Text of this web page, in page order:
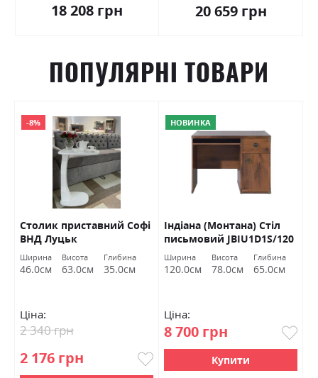
18 208 грн 20 659 грн
ПОПУЛЯРНІ ТОВАРИ
-8%
Столик приставний Софі
ВНД Луцьк
Ширина
46.0см
Висота
63.0см
Глибина
35.0см
Ціна:
2 176 грн
2 340 грн
НОВИНКА
Індіана (Монтана) Стіл
письмовий JBIU1D1S/120
дуб шутер БРВ Україна
Ширина
120.0см
Висота
78.0см
Глибина
65.0см
Ціна:
8 700 грн
Купити